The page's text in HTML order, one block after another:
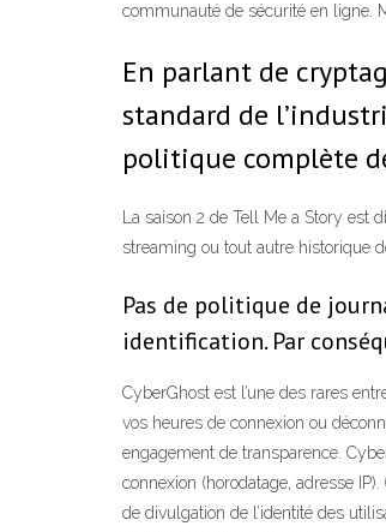
communauté de sécurité en ligne.
En parlant de
standard de
politique complète
La saison 2 de Tell Me a Story
streaming ou tout autre historique
Pas de politique de
identification. Par
CyberGhost est l’une des rares
vos heures de connexion ou
engagement de transparence.
connexion (horodatage, adresse
de divulgation de l’identité des